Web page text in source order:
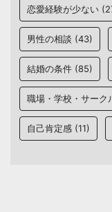
恋愛経験が少ない
男性の相談 (43)
結婚の条件 (85)
職場・学校・サーク
自己肯定感 (11)